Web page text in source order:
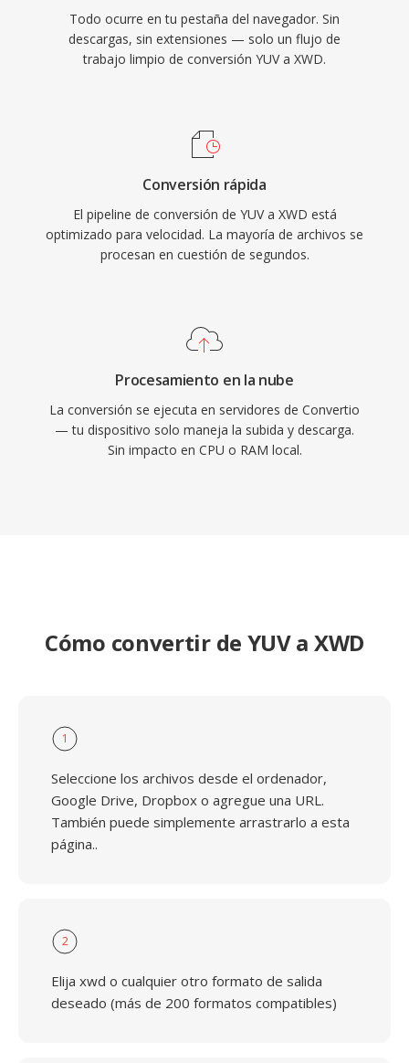
Todo ocurre en tu pestaña del navegador. Sin
descargas, sin extensiones — solo un flujo de
trabajo limpio de conversión YUV a XWD.
Conversión rápida
El pipeline de conversión de YUV a XWD está
optimizado para velocidad. La mayoría de archivos se
procesan en cuestión de segundos.
Procesamiento en la nube
La conversión se ejecuta en servidores de Convertio
— tu dispositivo solo maneja la subida y descarga.
Sin impacto en CPU o RAM local.
Cómo convertir de YUV a XWD
1
Seleccione los archivos desde el ordenador,
Google Drive, Dropbox o agregue una URL.
También puede simplemente arrastrarlo a esta
página..
2
Elija xwd o cualquier otro formato de salida
deseado (más de 200 formatos compatibles)